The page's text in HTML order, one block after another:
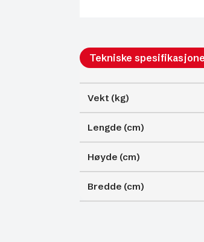
Tekniske
Vekt (kg)
Lengde (cm)
Høyde (cm)
Bredde (cm)